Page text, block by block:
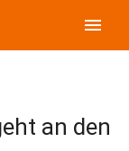
menu
an den